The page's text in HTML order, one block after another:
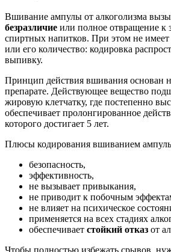
Вшивание ампулы от алкоголизма
безразличие или полное отвращение к
спиртных напитков. При этом не имеет
или его количество: кодировка
выпивку.
Принцип действия вшивания основан
препарате. Действующее вещество
жировую клетчатку, где постепенно
обеспечивает пролонгированное
которого достигает 5 лет.
Плюсы кодирования вшиванием
безопасность,
эффективность,
не вызывает привыкания,
не приводит к побочным
не влияет на психическое
применяется на всех стадиях
обеспечивает стойкий отказ от